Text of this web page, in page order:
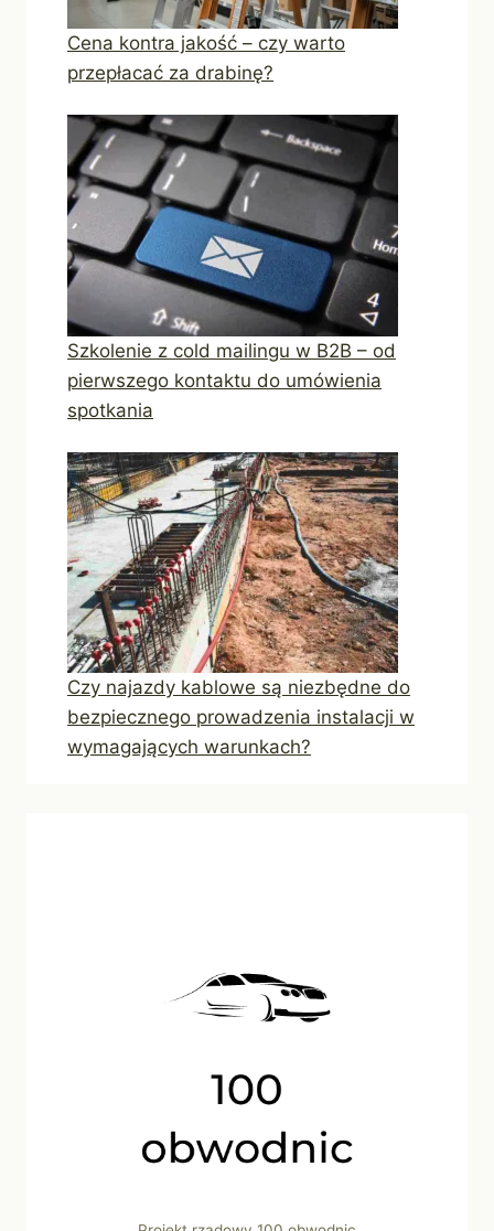
Cena kontra jakość – czy warto
przepłacać za drabinę?
Szkolenie z cold mailingu w B2B – od
pierwszego kontaktu do umówienia
spotkania
Czy najazdy kablowe są niezbędne do
bezpiecznego prowadzenia instalacji w
wymagających warunkach?